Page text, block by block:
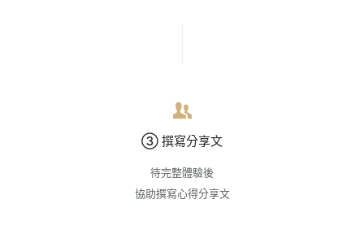
③ 撰寫分享文
待完整體驗後
協助撰寫心得分享文